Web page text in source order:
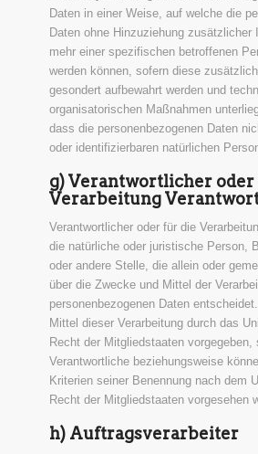
Daten in einer Weise, auf welche die
Daten ohne Hinzuziehung zusätzlicher
mehr einer spezifischen betroffenen
werden können, sofern diese
gesondert aufbewahrt werden und
organisatorischen Maßnahmen
dass die personenbezogenen Daten
oder identifizierbaren natürlichen
g) Verantwortlicher oder
Verarbeitung
Verantwortlicher oder für die
die natürliche oder juristische Person,
oder andere Stelle, die allein oder
über die Zwecke und Mittel der
personenbezogenen Daten
Mittel dieser Verarbeitung durch das
Recht der Mitgliedstaaten vorgegeben,
Verantwortliche beziehungsweise
Kriterien seiner Benennung nach dem
Recht der Mitgliedstaaten vorgesehen
h) Auftragsverarbeiter